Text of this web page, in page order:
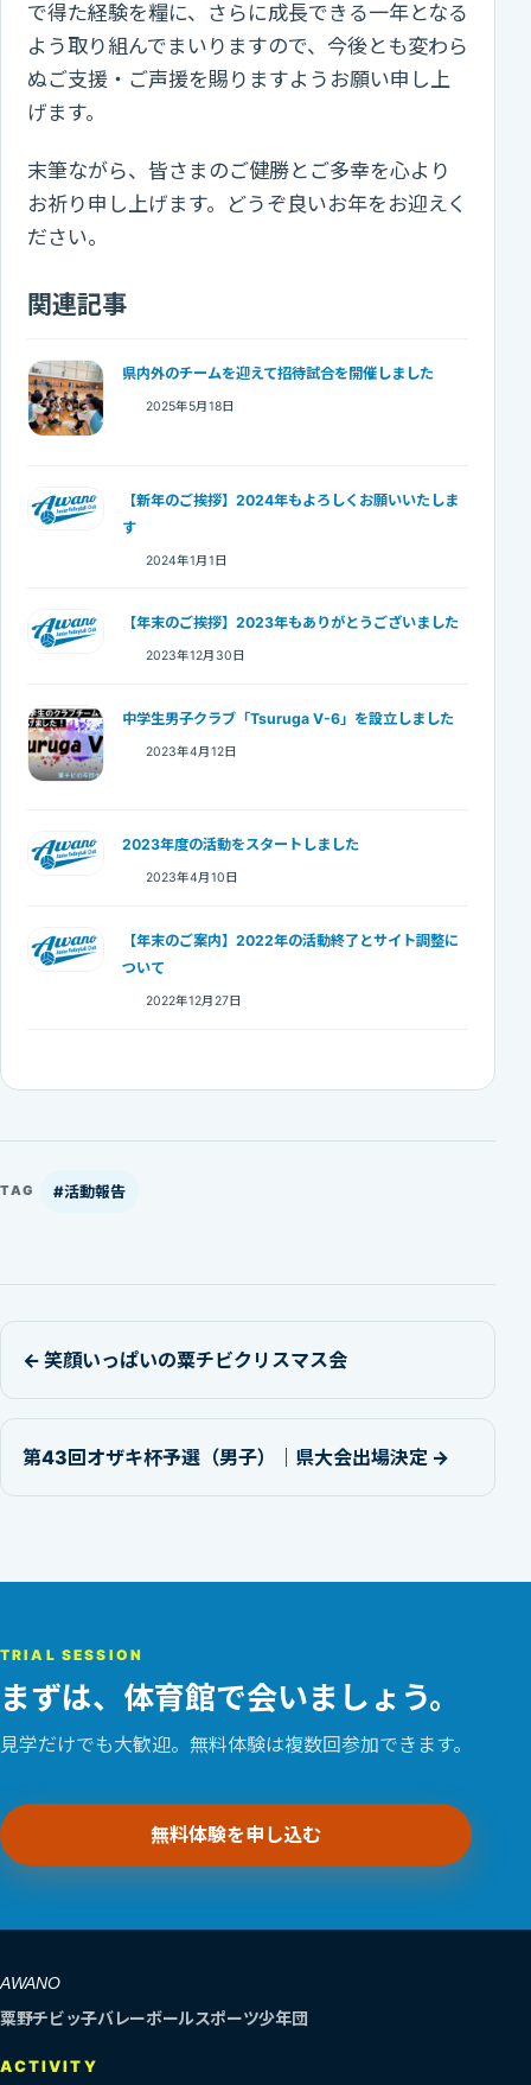
で得た経験を糧に、さらに成長できる一年となる
よう取り組んでまいりますので、今後とも変わら
ぬご支援・ご声援を賜りますようお願い申し上
げます。
末筆ながら、皆さまのご健勝とご多幸を心より
お祈り申し上げます。どうぞ良いお年をお迎えく
ださい。
関連記事
県内外のチームを迎えて招待試合を開催しました
2025年5月18日
【新年のご挨拶】2024年もよろしくお願いいたしま
す
2024年1月1日
【年末のご挨拶】2023年もありがとうございました
2023年12月30日
中学生男子クラブ「Tsuruga V-6」を設立しました
2023年4月12日
2023年度の活動をスタートしました
2023年4月10日
【年末のご案内】2022年の活動終了とサイト調整に
ついて
2022年12月27日
TAG #活動報告
← 笑顔いっぱいの粟チビクリスマス会
第43回オザキ杯予選（男子）｜県大会出場決定 →
TRIAL SESSION
まずは、体育館で会いましょう。
見学だけでも大歓迎。無料体験は複数回参加できます。
無料体験を申し込む
AWANO
粟野チビッ子バレーボールスポーツ少年団
ACTIVITY